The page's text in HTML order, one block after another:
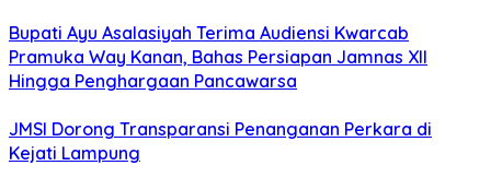
Bupati Ayu Asalasiyah Terima Audiensi Kwarcab
Pramuka Way Kanan, Bahas Persiapan Jamnas XII
Hingga Penghargaan Pancawarsa
JMSI Dorong Transparansi Penanganan Perkara di
Kejati Lampung